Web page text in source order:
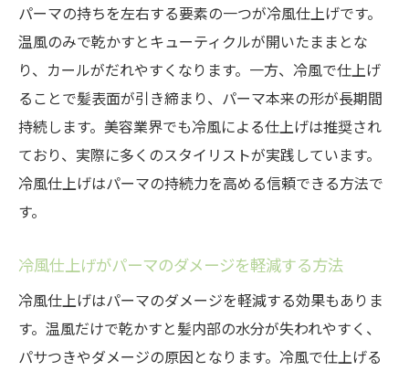
パーマの乾かし方で差がつくドライヤーの
活用法
パーマがなくなるNGなドライヤーの使い方
とは
パーマを長持ちさせる風量と冷風の活かし
方
パーマ後のNG行為と正しいケア方法
パーマが取れるNG行為と避けたい日常習慣
パーマ後すぐにやってはいけないケアとは
パーマの持ちに影響する誤った乾かし方の
パーマの持ちを左右する要素の一つが冷風仕上げです。
温風のみで乾かすとキューティクルが開いたままとな
り、カールがだれやすくなります。一方、冷風で仕上げ
ることで髪表面が引き締まり、パーマ本来の形が長期間
持続します。美容業界でも冷風による仕上げは推奨され
ており、実際に多くのスタイリストが実践しています。
冷風仕上げはパーマの持続力を高める信頼できる方法で
す。
冷風仕上げがパーマのダメージを軽減する方法
冷風仕上げはパーマのダメージを軽減する効果もありま
す。温風だけで乾かすと髪内部の水分が失われやすく、
パサつきやダメージの原因となります。冷風で仕上げる